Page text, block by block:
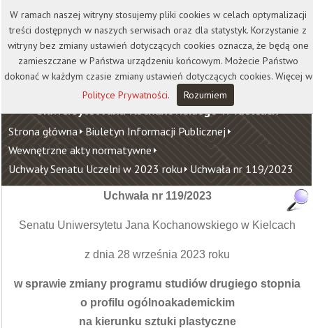
Kontakt Biblioteka
Wydawnictwo
Wirtualna Uczelnia
Uniwersytet Jana Kochanowskiego w Kielcach
Strona główna Biuletyn Informacji Publicznej
Wewnętrzne akty normatywne
Uchwały Senatu Uczelni w 2023 roku Uchwała nr 119/2023
Uchwała nr 119/2023
Senatu Uniwersytetu Jana Kochanowskiego w Kielcach
z dnia 28 września 2023 roku
w sprawie zmiany programu studiów drugiego stopnia
o profilu ogólnoakademickim
na kierunku sztuki plastyczne
W ramach naszej witryny stosujemy pliki cookies w celach optymalizacji
treści dostępnych w naszych serwisach oraz dla statystyk. Korzystanie z
witryny bez zmiany ustawień dotyczących cookies oznacza, że będą one
zamieszczane w Państwa urządzeniu końcowym. Możecie Państwo
dokonać w każdym czasie zmiany ustawień dotyczących cookies. Więcej w
Polityce Prywatności. Rozumiem